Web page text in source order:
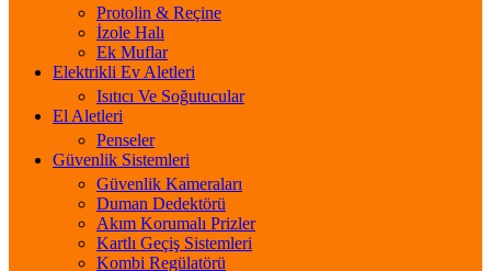
Protolin & Reçine
İzole Halı
Ek Muflar
Elektrikli Ev Aletleri
Isıtıcı Ve Soğutucular
El Aletleri
Penseler
Güvenlik Sistemleri
Güvenlik Kameraları
Duman Dedektörü
Akım Korumalı Prizler
Kartlı Geçiş Sistemleri
Kombi Regülatörü